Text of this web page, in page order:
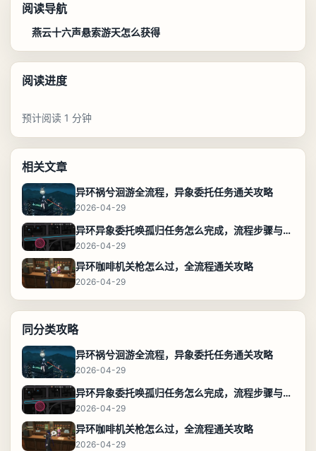
阅读导航
燕云十六声悬索游天怎么获得
阅读进度
预计阅读 1 分钟
相关文章
异环祸兮洄游全流程，异象委托任务通关攻略
2026-04-29
异环异象委托唤孤归任务怎么完成，流程步骤与位置攻略
2026-04-29
异环咖啡机关枪怎么过，全流程通关攻略
2026-04-29
同分类攻略
异环祸兮洄游全流程，异象委托任务通关攻略
2026-04-29
异环异象委托唤孤归任务怎么完成，流程步骤与位置攻略
2026-04-29
异环咖啡机关枪怎么过，全流程通关攻略
2026-04-29